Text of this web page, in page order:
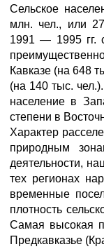
Сельское
млн. чел., или
1991 — 1995 гг.
Кавказе (на 648
(на 140 тыс.
население в
степени в
Характер
природным
деятельности,
тех регионах
временные
плотность
Самая высокая
Предкавказье